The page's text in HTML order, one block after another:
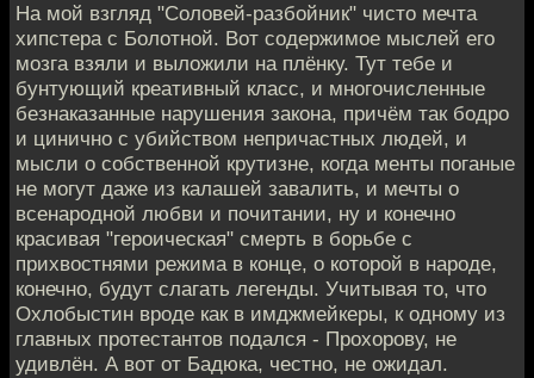
На мой взгляд "Соловей-разбойник" чисто мечта
хипстера с Болотной. Вот содержимое мыслей его
мозга взяли и выложили на плёнку. Тут тебе и
бунтующий креативный класс, и многочисленные
безнаказанные нарушения закона, причём так бодро
и цинично с убийством непричастных людей, и
мысли о собственной крутизне, когда менты поганые
не могут даже из калашей завалить, и мечты о
всенародной любви и почитании, ну и конечно
красивая "героическая" смерть в борьбе с
прихвостнями режима в конце, о которой в народе,
конечно, будут слагать легенды. Учитывая то, что
Охлобыстин вроде как в имджмейкеры, к одному из
главных протестантов подался - Прохорову, не
удивлён. А вот от Бадюка, честно, не ожидал.